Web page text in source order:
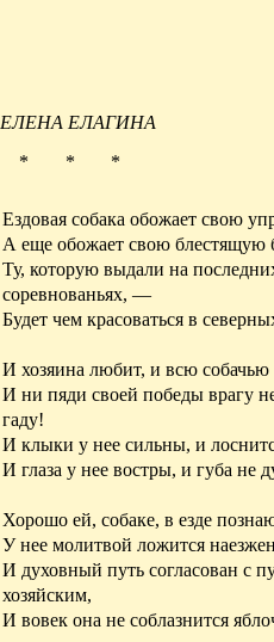
ЕЛЕНА ЕЛАГИНА
* * *
Ездовая собака обожает свою
А еще обожает свою блестящую
Ту, которую выдали на
соревнованьях, —
Будет чем красоваться в
И хозяина любит, и всю собачью
И ни пяди своей победы врагу
гаду!
И клыки у нее сильны, и
И глаза у нее востры, и губа не
Хорошо ей, собаке, в езде
У нее молитвой ложится
И духовный путь согласован с
хозяйским,
И вовек она не соблазнится